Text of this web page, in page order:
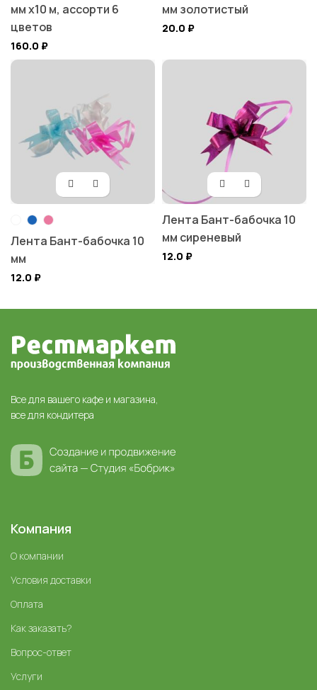
мм х10 м, ассорти 6
цветов
160.0 ₽
мм золотистый
20.0 ₽
Лента Бант-бабочка 10
мм
12.0 ₽
Лента Бант-бабочка 10
мм сиреневый
12.0 ₽
Все для вашего кафе и магазина,
все для кондитера
Компания
О компании
Условия доставки
Оплата
Как заказать?
Вопрос-ответ
Услуги